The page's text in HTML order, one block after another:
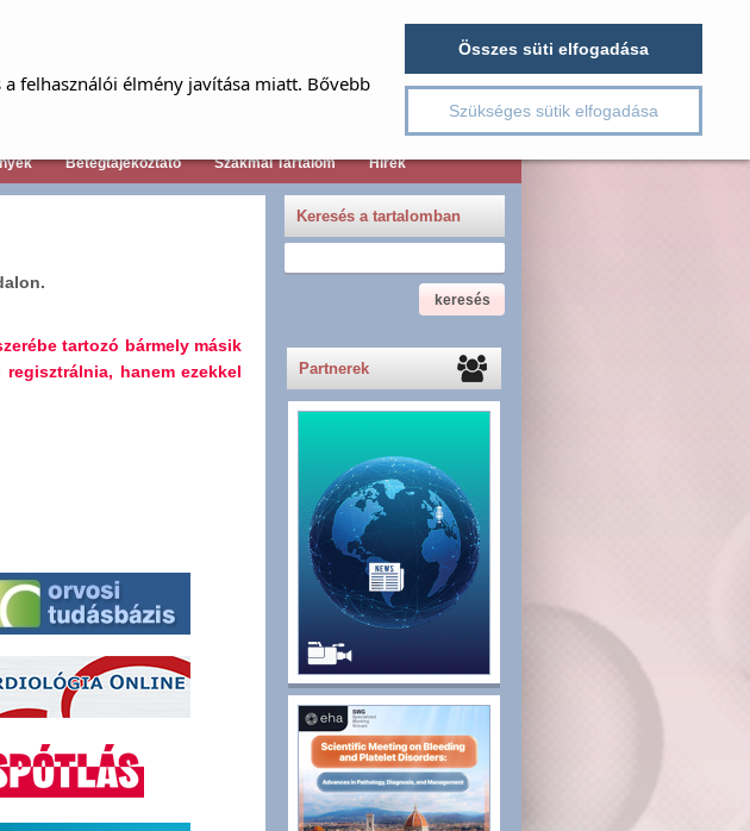
Tagfelvételi kérelem
Betegtájékoztató Szakmai Tartalom Hírek
tartozó bármely másik
hanem ezekkel
Keresés a tartalomban
Partnerek
felhasználói élmény javítása miatt. Bővebb
Összes süti elfogadása
Szükséges sütik elfogadása